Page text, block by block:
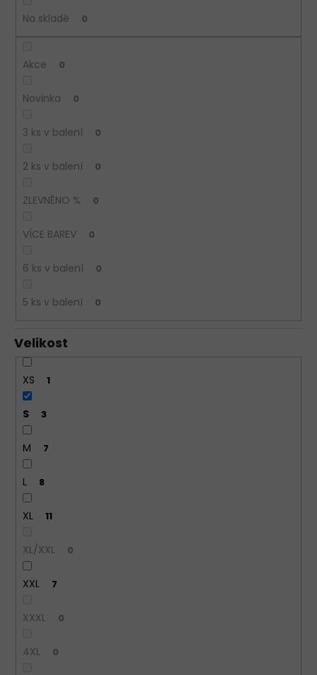
Na skladě 0
Akce 0
Novinka 0
3 ks v balení 0
2 ks v balení 0
ZLEVNĚNO % 0
VÍCE BAREV 0
6 ks v balení 0
5 ks v balení 0
Velikost
XS 1
S 3
M 7
L 8
XL 11
XL/XXL 0
XXL 7
XXXL 0
4XL 0